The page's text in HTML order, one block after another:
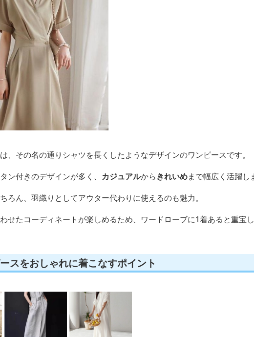
は、その名の通りシャツを長くしたようなデザインのワンピースです。
ン付きのデザインが多く、 カジュアルからきれいめまで幅広く活躍し
ろん、羽織りとしてアウター代わりに使えるのも魅力。
せたコーディネートが楽しめるため、ワードローブに1着あると重宝し
スをおしゃれに着こなすポイント